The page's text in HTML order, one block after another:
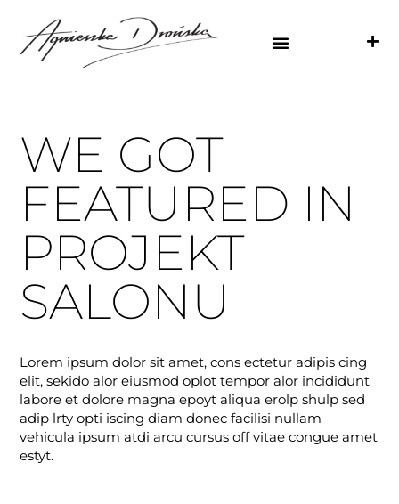
WE GOT
FEATURED IN
PROJEKT
SALONU
Lorem ipsum dolor sit amet, cons ectetur adipis cing
elit, sekido alor eiusmod oplot tempor alor incididunt
labore et dolore magna epoyt aliqua erolp shulp sed
adip lrty opti iscing diam donec facilisi nullam
vehicula ipsum atdi arcu cursus off vitae congue amet
estyt.